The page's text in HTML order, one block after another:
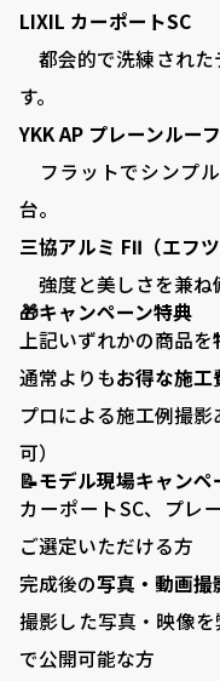
VISTA
-株式
LIXIL カーポートSC
都会的で洗練された
す。
YKK AP プレーンルーフ
フラットでシンプ
台。
三協アルミ FⅡ（エフツ
強度と美しさを兼ね
🎁キャンペーン特典
上記いずれかの商品を
通常よりもお得な施工
プロによる施工例撮
可）
📝モデル現場キャンペ
カーポートSC、プレ
ご選定いただける方
完成後の写真・動画撮
撮影した写真・映像
で公開可能な方